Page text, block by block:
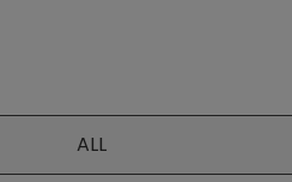
ALL